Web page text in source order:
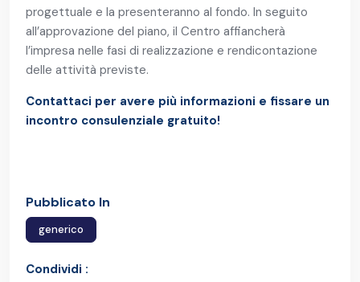
progettuale e la presenteranno al fondo. In seguito
all’approvazione del piano, il Centro affiancherà
l’impresa nelle fasi di realizzazione e rendicontazione
delle attività previste.
Contattaci per avere più informazioni e fissare un
incontro consulenziale gratuito!
Pubblicato In
generico
Condividi :